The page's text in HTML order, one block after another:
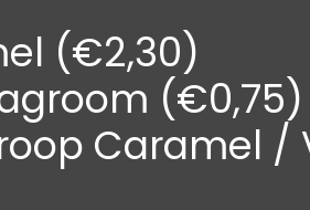
(€2,30)
(€0,75)
Caramel /